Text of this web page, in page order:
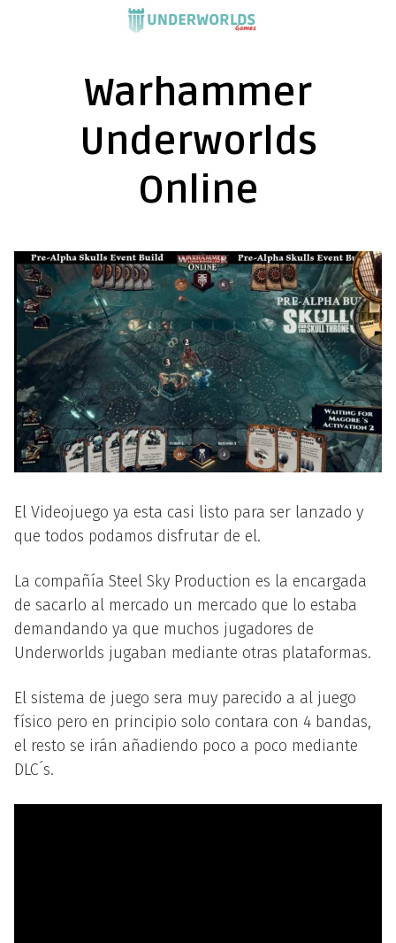
Warhammer
Underworlds
Online
El Videojuego ya esta casi listo para ser lanzado y
que todos podamos disfrutar de el.
La compañía Steel Sky Production es la encargada
de sacarlo al mercado un mercado que lo estaba
demandando ya que muchos jugadores de
Underworlds jugaban mediante otras plataformas.
El sistema de juego sera muy parecido a al juego
físico pero en principio solo contara con 4 bandas,
el resto se irán añadiendo poco a poco mediante
DLC´s.